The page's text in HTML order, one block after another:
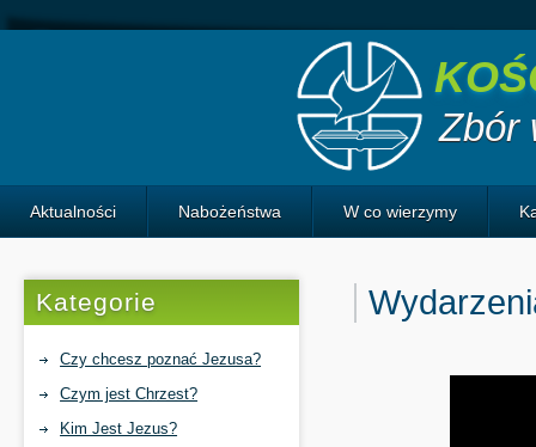
Zbór
Aktualności Nabożeństwa W co wierzymy
Historia Izraela
Kategorie
Czy chcesz poznać Jezusa?
Czym jest Chrzest?
Kim Jest Jezus?